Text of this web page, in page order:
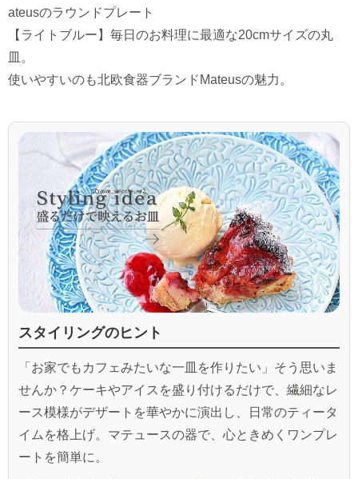
【ライトブルー】毎日のお料理に最適な20cmサイズの丸
皿。
使いやすいのも北欧食器ブランドMateusの魅力。
スタイリングのヒント
「お家でもカフェみたいな一皿を作りたい」そう思いま
せんか？ケーキやアイスを盛り付けるだけで、繊細なレ
ース模様がデザートを華やかに演出し、日常のティータ
イムを格上げ。マテュースの器で、心ときめくワンプレ
ートを簡単に。